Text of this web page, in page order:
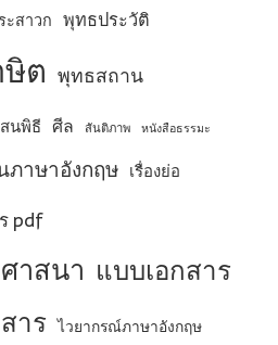
ะสาวก พุทธประวัติ
ต พุทธสถาน
นพิธี ศีล สันติภาพ หนังสือธรรมะ
ภาษาอังกฤษ เรื่องย่อ
pdf
าสนา แบบเอกสาร
าร ไวยากรณ์ภาษาอังกฤษ